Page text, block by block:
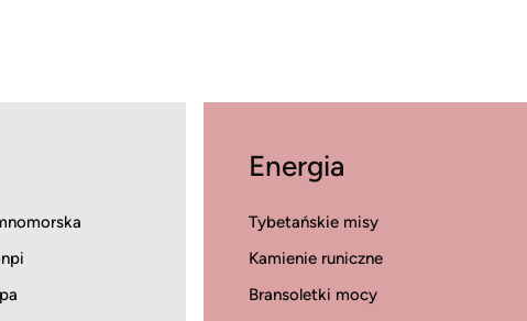
Energia
Tybetańskie misy
Kamienie runiczne
Bransoletki mocy